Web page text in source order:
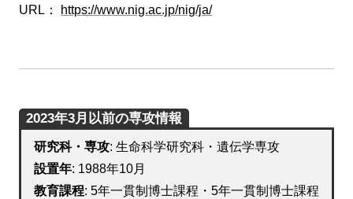
URL：
https://www.nig.ac.jp/nig/ja/
2023年3月以前の専攻情報
研究科・専攻: 生命科学研究科・遺伝学専攻
設置年: 1988年10月
教育課程: 5年一貫制博士課程・5年一貫制博士課程